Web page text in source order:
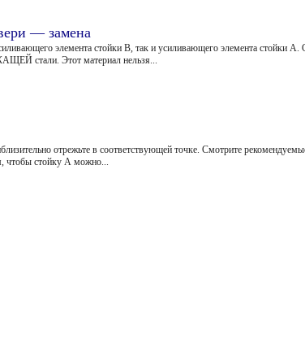
— замена
элемента стойки В, так и усиливающего элемента стойки
стали. Этот материал нельзя...
отрежьте в соответствующей точке. Смотрите
чтобы стойку А можно...